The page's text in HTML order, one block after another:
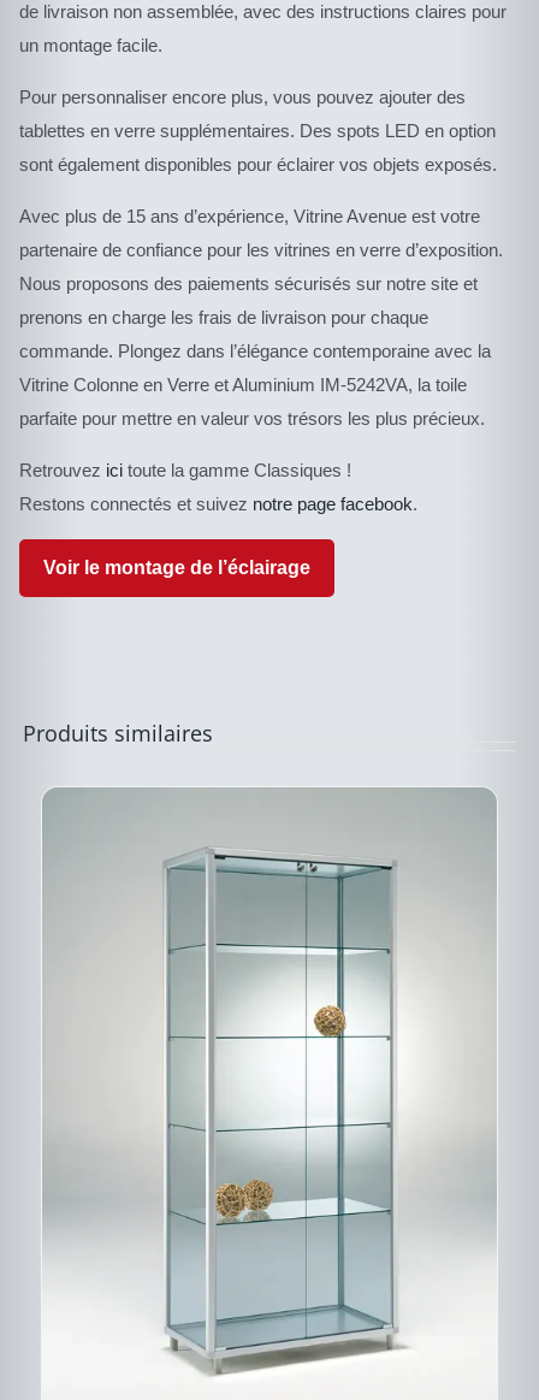
de livraison non assemblée, avec des instructions claires pour
un montage facile.
Pour personnaliser encore plus, vous pouvez ajouter des
tablettes en verre supplémentaires. Des spots LED en option
sont également disponibles pour éclairer vos objets exposés.
Avec plus de 15 ans d’expérience, Vitrine Avenue est votre
partenaire de confiance pour les vitrines en verre d’exposition.
Nous proposons des paiements sécurisés sur notre site et
prenons en charge les frais de livraison pour chaque
commande. Plongez dans l’élégance contemporaine avec la
Vitrine Colonne en Verre et Aluminium IM-5242VA, la toile
parfaite pour mettre en valeur vos trésors les plus précieux.
Retrouvez icitoute la gamme Classiques !
Restons connectés et suivez notre page facebook.
Voir le montage de l’éclairage
Produits similaires
DESCRIPTIF DU
A
DESCRIPTIF DU
PRODUIT
CE
PRODUIT
A